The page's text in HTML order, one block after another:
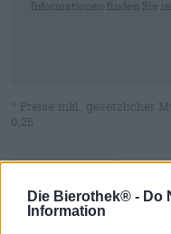
Die Bierothek® - Do
Information
Informationen finden Sie
* Preise inkl. gesetzlicher
0,25